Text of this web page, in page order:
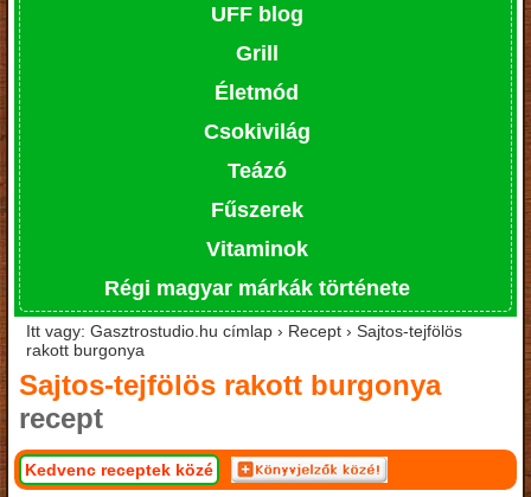
UFF blog
Grill
Életmód
Csokivilág
Teázó
Fűszerek
Vitaminok
Régi magyar márkák története
Itt vagy: Gasztrostudio.hu címlap › Recept › Sajtos-tejfölös
rakott burgonya
Sajtos-tejfölös rakott burgonya
recept
Kedvenc receptek közé